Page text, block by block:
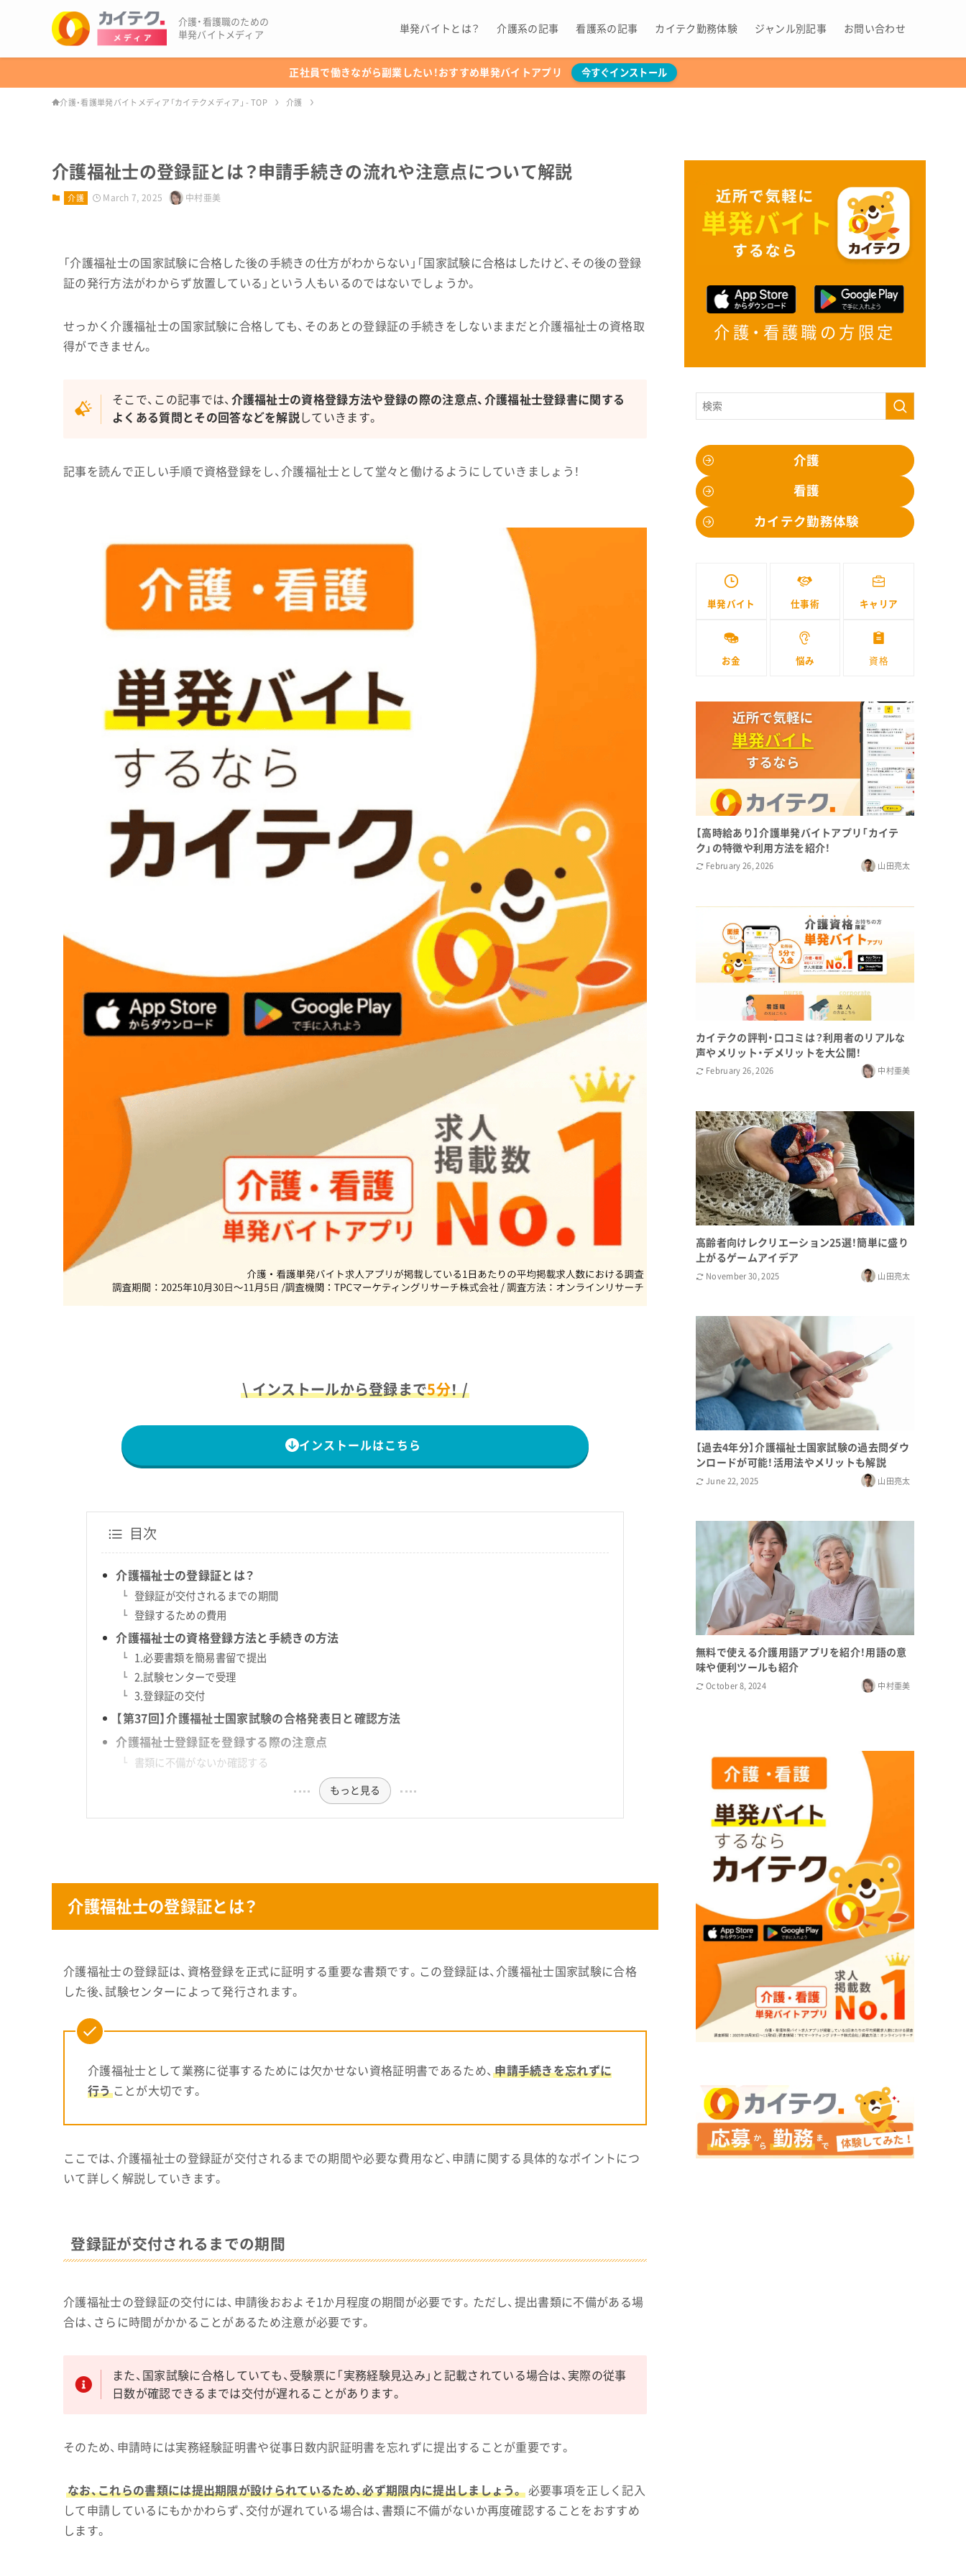
介護・看護職のための
単発バイトメディア
単発バイトとは？ 介護系の記事 看護系の記事 カイテク勤務体験 ジャンル別記事 お問い合わせ
正社員で働きながら副業したい！おすすめ単発バイトアプリ 今すぐインストール
介護・看護単発バイトメディア「カイテクメディア」 - TOP 介護
介護福祉士の登録証とは？申請手続きの流れや注意点について解説
介護 March 7, 2025 中村亜美
「介護福祉士の国家試験に合格した後の手続きの仕方がわからない」「国家試験に合格はしたけど、その後の登録
証の発行方法がわからず放置している」という人もいるのではないでしょうか。
せっかく介護福祉士の国家試験に合格しても、そのあとの登録証の手続きをしないままだと介護福祉士の資格取
得ができません。
そこで、この記事では、 介護福祉士の資格登録方法や登録の際の注意点、介護福祉士登録書に関する
よくある質問とその回答などを解説 していきます。
記事を読んで正しい手順で資格登録をし、介護福祉士として堂々と働けるようにしていきましょう！
\ インストールから登録まで5分！ /
インストールはこちら
目次
介護福祉士の登録証とは？
登録証が交付されるまでの期間
登録するための費用
介護福祉士の資格登録方法と手続きの方法
1.必要書類を簡易書留で提出
2.試験センターで受理
3.登録証の交付
【第37回】介護福祉士国家試験の合格発表日と確認方法
介護福祉士登録証を登録する際の注意点
書類に不備がないか確認する
もっと見る
介護福祉士の登録証とは？
介護福祉士の登録証は、資格登録を正式に証明する重要な書類です。この登録証は、介護福祉士国家試験に合格
した後、試験センターによって発行されます。
介護福祉士として業務に従事するためには欠かせない資格証明書であるため、申請手続きを忘れずに
行うことが大切です。
ここでは、介護福祉士の登録証が交付されるまでの期間や必要な費用など、申請に関する具体的なポイントにつ
いて詳しく解説していきます。
登録証が交付されるまでの期間
介護福祉士の登録証の交付には、申請後おおよそ1か月程度の期間が必要です。ただし、提出書類に不備がある場
合は、さらに時間がかかることがあるため注意が必要です。
また、国家試験に合格していても、受験票に「実務経験見込み」と記載されている場合は、実際の従事
日数が確認できるまでは交付が遅れることがあります。
そのため、申請時には実務経験証明書や従事日数内訳証明書を忘れずに提出することが重要です。
なお、これらの書類には提出期限が設けられているため、必ず期限内に提出しましょう。 必要事項を正しく記入
して申請しているにもかかわらず、交付が遅れている場合は、書類に不備がないか再度確認することをおすすめ
します。
介護・看護職の方限定
介護
看護
カイテク勤務体験
単発バイト 仕事術 キャリア
お金 悩み 資格
【高時給あり】介護単発バイトアプリ「カイテ
ク」の特徴や利用方法を紹介！
February 26, 2026 山田亮太
カイテクの評判・口コミは？利用者のリアルな
声やメリット・デメリットを大公開！
February 26, 2026 中村亜美
高齢者向けレクリエーション25選！簡単に盛り
上がるゲームアイデア
November 30, 2025 山田亮太
【過去4年分】介護福祉士国家試験の過去問ダウ
ンロードが可能！活用法やメリットも解説
June 22, 2025 山田亮太
無料で使える介護用語アプリを紹介！用語の意
味や便利ツールも紹介
October 8, 2024 中村亜美